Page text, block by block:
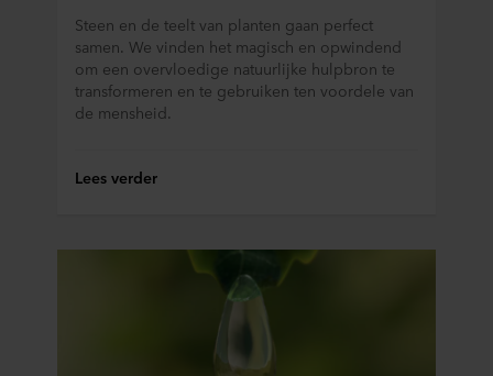
persoonsgegevens.
Steen en de teelt van planten gaan perfect
samen. We vinden het magisch en opwindend
om een overvloedige natuurlijke hulpbron te
transformeren en te gebruiken ten voordele van
de mensheid.
Lees verder